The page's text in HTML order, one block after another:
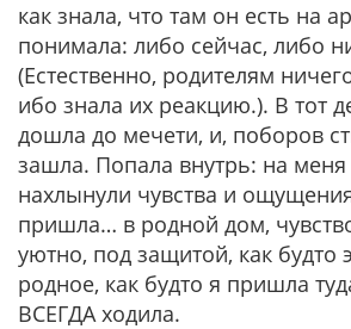
как знала, что там он есть на
понимала: либо сейчас, либо
(Естественно, родителям
ибо знала их реакцию.). В тот
дошла до мечети, и, поборов
зашла. Попала внутрь: на меня
нахлынули чувства и
пришла… в родной дом,
уютно, под защитой, как будто
родное, как будто я пришла
ВСЕГДА ходила.